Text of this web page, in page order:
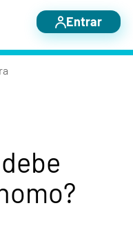
Entrar